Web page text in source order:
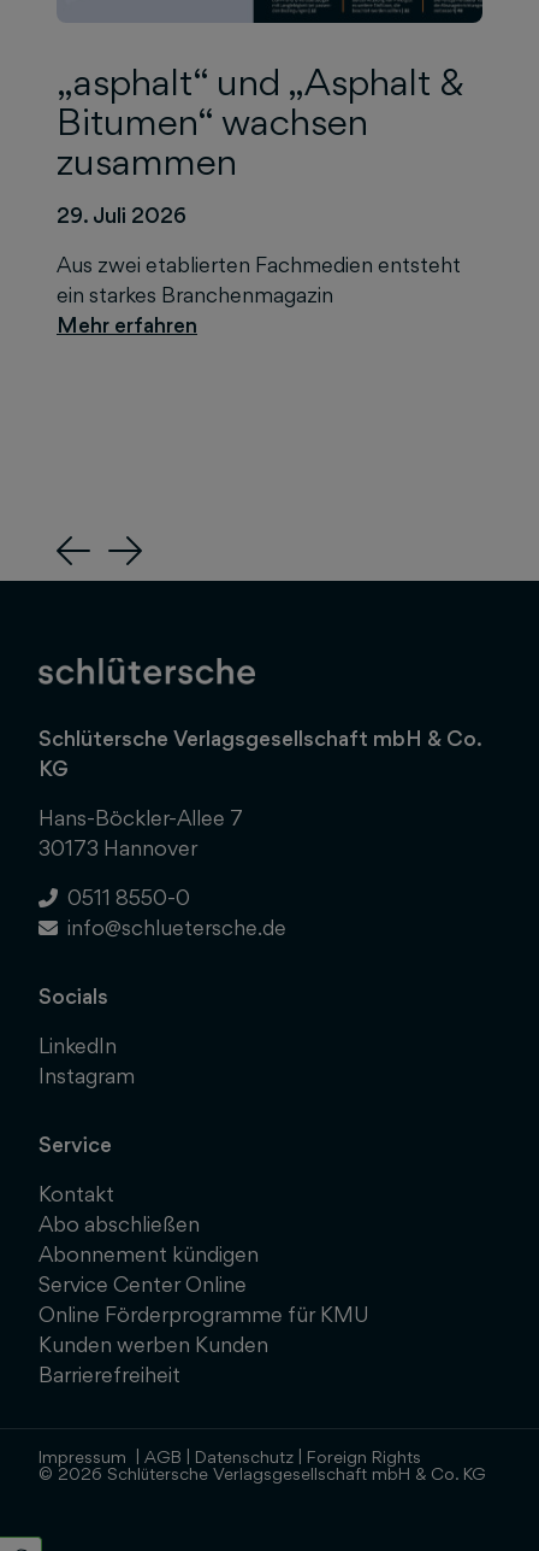
„asphalt“ und „Asphalt &
Bitumen“ wachsen
zusammen
29. Juli 2026
Aus zwei etablierten Fachmedien entsteht
ein starkes Branchenmagazin
Previous
Next
Schlütersche Verlagsgesellschaft mbH & Co.
KG
Hans-Böckler-Allee 7
30173 Hannover
0511 8550-0
info@schluetersche.de
Socials
LinkedIn
Instagram
Service
Kontakt
Abo abschließen
Abonnement kündigen
Service Center Online
Online Förderprogramme für KMU
Kunden werben Kunden
Barrierefreiheit
Impressum AGB Datenschutz
Foreign Rights
© 2026 Schlütersche Verlagsgesellschaft mbH & Co. KG